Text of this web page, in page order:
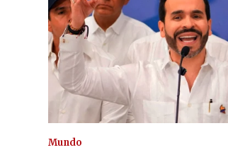
Mundo